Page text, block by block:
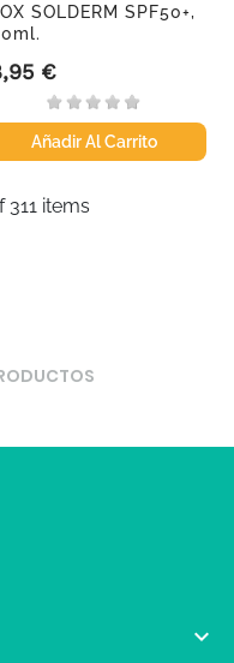
SOLDERM SPF50+,
€
Añadir Al Carrito
311 items
